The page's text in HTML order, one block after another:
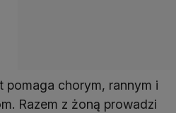
pomaga chorym, rannym i
Razem z żoną prowadzi